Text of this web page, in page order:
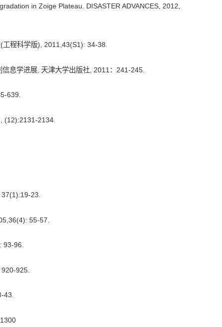
in Zoige Plateau. DISASTER ADVANCES, 2012,
工程科学版), 2011,43(S1): 34-38.
息学进展, 天津大学出版社, 2011：241-245.
639.
(12):2131-2134.
37(1):19-23.
55-57.
93-96.
925.
43.